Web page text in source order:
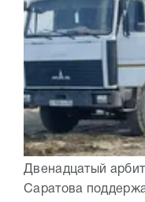
Двенадцатый
Саратова